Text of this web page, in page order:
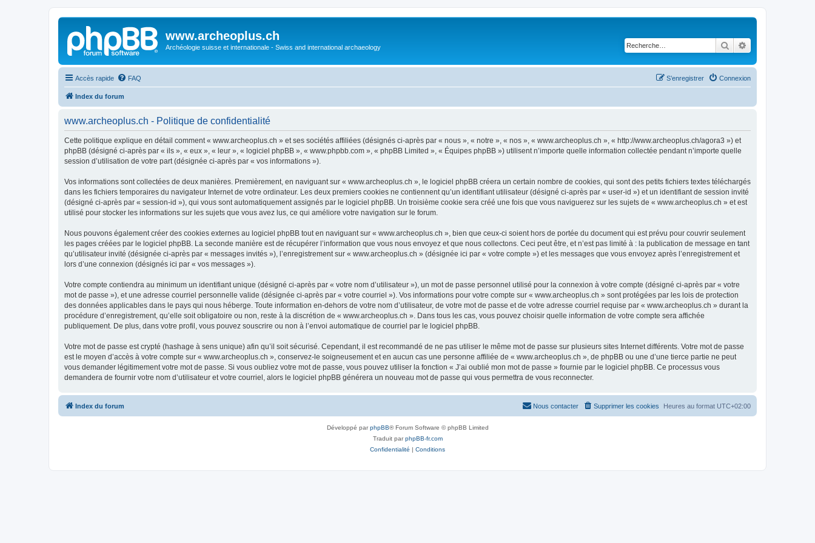
www.archeoplus.ch
Archéologie suisse et internationale - Swiss and international archaeology Rechercher
Accès rapide FAQ Connexion
S’enregistrer
Index du forum
www.archeoplus.ch - Politique de confidentialité
Cette politique explique en détail comment « www.archeoplus.ch » et ses sociétés affiliées (désignés ci-après par « nous », « notre », « nos », « www.archeoplus.ch », « http://www.archeoplus.ch/agora3 ») et
phpBB (désigné ci-après par « ils », « eux », « leur », « logiciel phpBB », « www.phpbb.com », « phpBB Limited », « Équipes phpBB ») utilisent n’importe quelle information collectée pendant n’importe quelle
session d’utilisation de votre part (désignée ci-après par « vos informations »).
Vos informations sont collectées de deux manières. Premièrement, en naviguant sur « www.archeoplus.ch », le logiciel phpBB créera un certain nombre de cookies, qui sont des petits fichiers textes téléchargés
dans les fichiers temporaires du navigateur Internet de votre ordinateur. Les deux premiers cookies ne contiennent qu’un identifiant utilisateur (désigné ci-après par « user-id ») et un identifiant de session invité
(désigné ci-après par « session-id »), qui vous sont automatiquement assignés par le logiciel phpBB. Un troisième cookie sera créé une fois que vous naviguerez sur les sujets de « www.archeoplus.ch » et est
utilisé pour stocker les informations sur les sujets que vous avez lus, ce qui améliore votre navigation sur le forum.
Nous pouvons également créer des cookies externes au logiciel phpBB tout en naviguant sur « www.archeoplus.ch », bien que ceux-ci soient hors de portée du document qui est prévu pour couvrir seulement
les pages créées par le logiciel phpBB. La seconde manière est de récupérer l’information que vous nous envoyez et que nous collectons. Ceci peut être, et n’est pas limité à : la publication de message en tant
qu’utilisateur invité (désignée ci-après par « messages invités »), l’enregistrement sur « www.archeoplus.ch » (désignée ici par « votre compte ») et les messages que vous envoyez après l’enregistrement et
lors d’une connexion (désignés ici par « vos messages »).
Votre compte contiendra au minimum un identifiant unique (désigné ci-après par « votre nom d’utilisateur »), un mot de passe personnel utilisé pour la connexion à votre compte (désigné ci-après par « votre
mot de passe »), et une adresse courriel personnelle valide (désignée ci-après par « votre courriel »). Vos informations pour votre compte sur « www.archeoplus.ch » sont protégées par les lois de protection
des données applicables dans le pays qui nous héberge. Toute information en-dehors de votre nom d’utilisateur, de votre mot de passe et de votre adresse courriel requise par « www.archeoplus.ch » durant la
procédure d’enregistrement, qu’elle soit obligatoire ou non, reste à la discrétion de « www.archeoplus.ch ». Dans tous les cas, vous pouvez choisir quelle information de votre compte sera affichée
publiquement. De plus, dans votre profil, vous pouvez souscrire ou non à l’envoi automatique de courriel par le logiciel phpBB.
Votre mot de passe est crypté (hashage à sens unique) afin qu’il soit sécurisé. Cependant, il est recommandé de ne pas utiliser le même mot de passe sur plusieurs sites Internet différents. Votre mot de passe
est le moyen d’accès à votre compte sur « www.archeoplus.ch », conservez-le soigneusement et en aucun cas une personne affiliée de « www.archeoplus.ch », de phpBB ou une d’une tierce partie ne peut
vous demander légitimement votre mot de passe. Si vous oubliez votre mot de passe, vous pouvez utiliser la fonction « J’ai oublié mon mot de passe » fournie par le logiciel phpBB. Ce processus vous
demandera de fournir votre nom d’utilisateur et votre courriel, alors le logiciel phpBB générera un nouveau mot de passe qui vous permettra de vous reconnecter.
Index du forum Heures au format UTC+02:00
Supprimer les cookies
Nous contacter
Développé parphpBB® Forum Software © phpBB Limited
Traduit parphpBB-fr.com
Confidentialité | Conditions